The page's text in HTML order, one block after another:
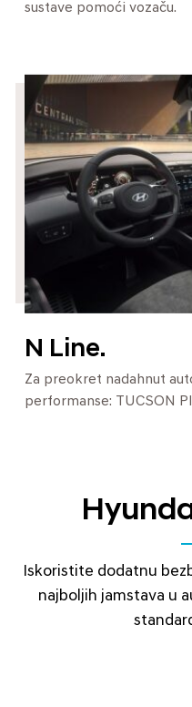
sustave pomoći vozaču.
N Line.
Za preokret nadahnut
performanse: TUCSON
Iskoristite dodatnu
najboljih jamstava u